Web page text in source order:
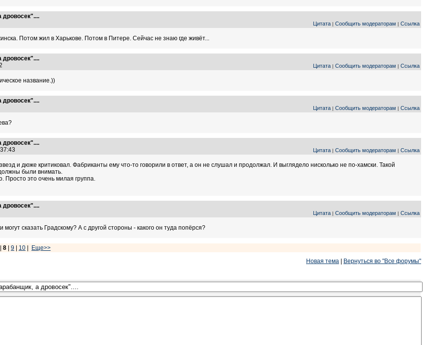
дровосек"....
Цитата | Сообщить модераторам | Ссылка
Потом жил в Харькове. Потом в Питере. Сейчас не знаю где живёт...
дровосек"....
Цитата | Сообщить модераторам | Ссылка
название.))
дровосек"....
Цитата | Сообщить модераторам | Ссылка
дровосек"....
Цитата | Сообщить модераторам | Ссылка
и дюже критиковал. Фабриканты ему что-то говорили в ответ, а он не слушал и продолжал. И выглядело нисколько не по-хамски. Такой
были внимать.
Просто это очень милая группа.
дровосек"....
Цитата | Сообщить модераторам | Ссылка
сказать Градскому? А с другой стороны - какого он туда попёрся?
8 9 10
Еще>>
Новая тема Вернуться во "Все форумы"